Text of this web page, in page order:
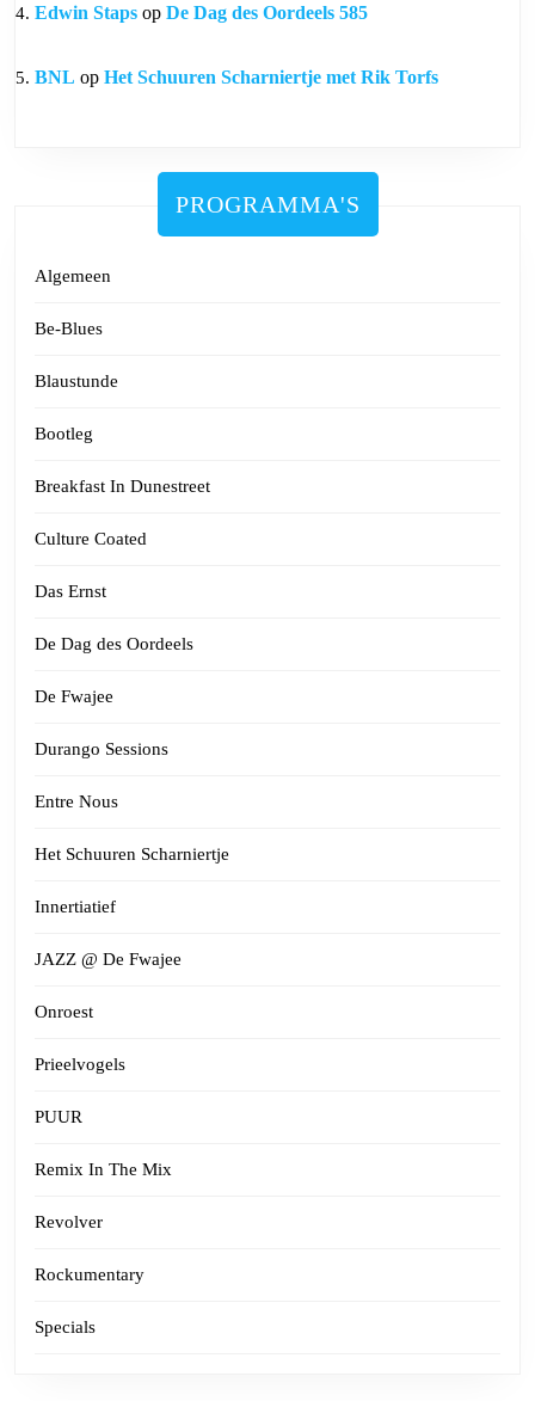
Edwin Staps op De Dag des Oordeels 585
BNL op Het Schuuren Scharniertje met Rik Torfs
PROGRAMMA'S
Algemeen
Be-Blues
Blaustunde
Bootleg
Breakfast In Dunestreet
Culture Coated
Das Ernst
De Dag des Oordeels
De Fwajee
Durango Sessions
Entre Nous
Het Schuuren Scharniertje
Innertiatief
JAZZ @ De Fwajee
Onroest
Prieelvogels
PUUR
Remix In The Mix
Revolver
Rockumentary
Specials